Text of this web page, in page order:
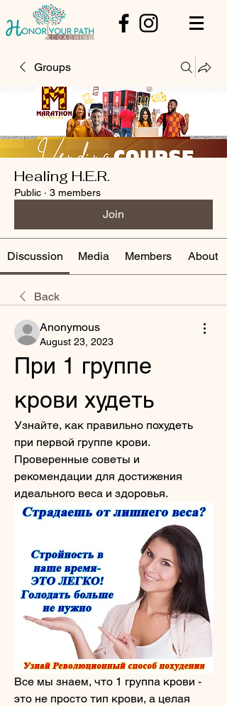
Groups
Healing H.E.R.
Public · 3 members
Join
Discussion Media Members About
Back
Anonymous
August 23, 2023
При 1 группе
крови худеть
Узнайте, как правильно похудеть
при первой группе крови.
Проверенные советы и
рекомендации для достижения
идеального веса и здоровья.
Все мы знаем, что 1 группа крови -
это не просто тип крови, а целая